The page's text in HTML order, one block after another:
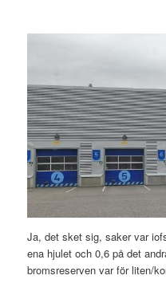
Ja, det sket sig, saker var
ena hjulet och 0,6 på det
bromsreserven var för liten/